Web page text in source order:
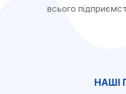
всього
НАШІ